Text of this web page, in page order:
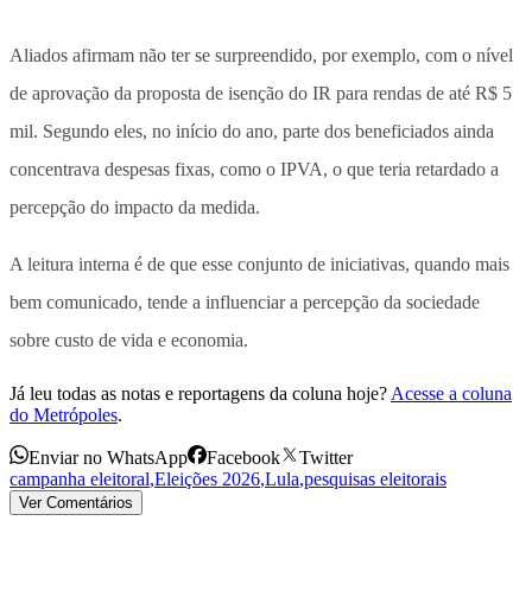
Aliados afirmam não ter se surpreendido, por exemplo, com o nível
de aprovação da proposta de isenção do IR para rendas de até R$ 5
mil. Segundo eles, no início do ano, parte dos beneficiados ainda
concentrava despesas fixas, como o IPVA, o que teria retardado a
percepção do impacto da medida.
A leitura interna é de que esse conjunto de iniciativas, quando mais
bem comunicado, tende a influenciar a percepção da sociedade
sobre custo de vida e economia.
Já leu todas as notas e reportagens da coluna hoje? Acesse a coluna
do Metrópoles.
Enviar no WhatsApp Facebook
Twitter
campanha eleitoral,Eleições 2026,Lula,pesquisas eleitorais
Ver Comentários